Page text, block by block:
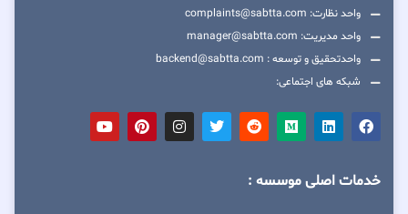
واحد نظارت: complaints@sabtta.com
واحد مدیریت: manager@sabtta.com
واحدتحقیق و توسعه : backend@sabtta.com
شبکه های اجتماعی:
خدمات اصلی موسسه :